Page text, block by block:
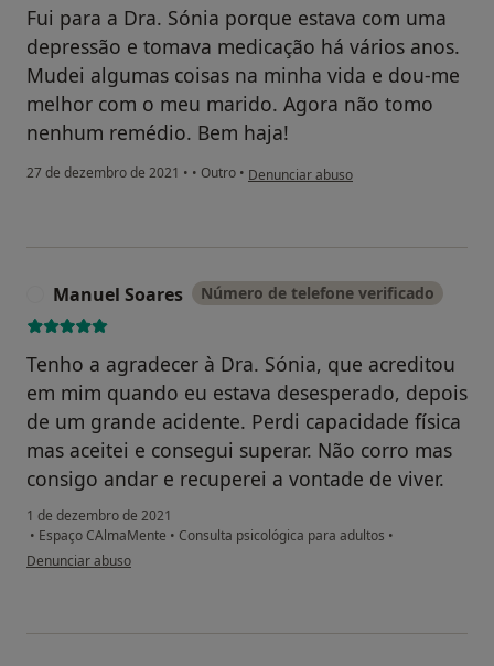
Fui para a Dra. Sónia porque estava com uma
depressão e tomava medicação há vários anos.
Mudei algumas coisas na minha vida e dou-me
melhor com o meu marido. Agora não tomo
nenhum remédio. Bem haja!
27 de dezembro de 2021 • • Outro • na opinião do utilizador Catarina Da
Denunciar abuso
Manuel Soares Número de telefone verificado
Tenho a agradecer à Dra. Sónia, que acreditou
em mim quando eu estava desesperado, depois
de um grande acidente. Perdi capacidade física
mas aceitei e consegui superar. Não corro mas
consigo andar e recuperei a vontade de viver.
1 de dezembro de 2021
• Espaço CAlmaMente • Consulta psicológica para adultos •
na opinião do utilizador Manuel Soares
Denunciar abuso